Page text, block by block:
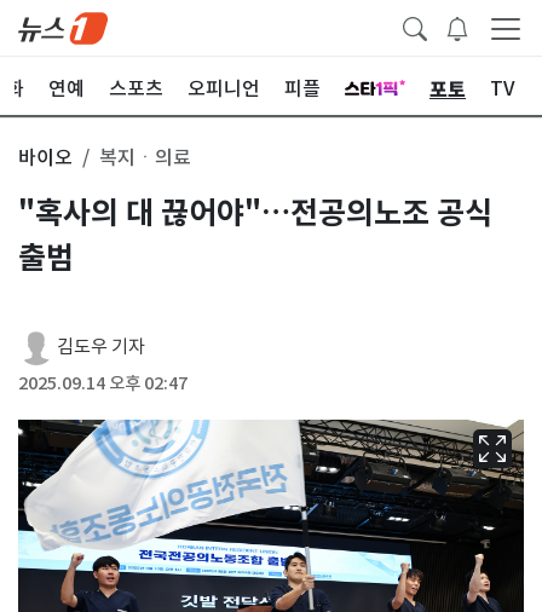
화 연예 스포츠 오피니언 피플 포토 TV
바이오 복지ㆍ의료
"혹사의 대 끊어야"…전공의노조 공식
출범
김도우 기자
2025.09.14 오후 02:47